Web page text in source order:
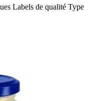
Labels de qualité Type